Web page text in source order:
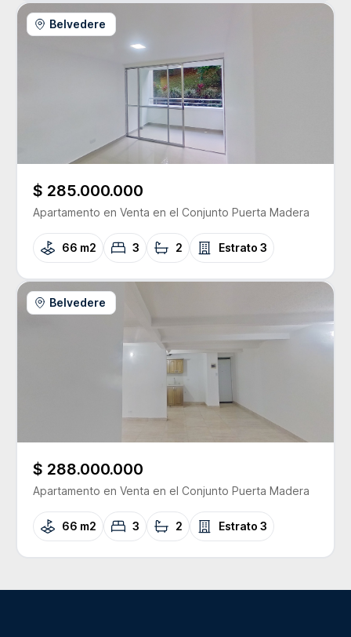
Belvedere
$ 285.000.000
Apartamento en Venta en el Conjunto Puerta Madera
66 m2 3 2 Estrato 3
Belvedere
$ 288.000.000
Apartamento en Venta en el Conjunto Puerta Madera
66 m2 3 2 Estrato 3